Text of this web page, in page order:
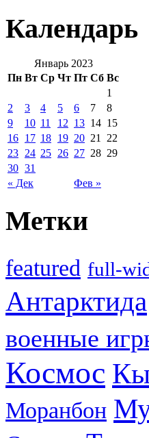
Календарь
Январь 2023
Пн Вт Ср Чт Пт Сб Вс
« Дек Фев »
1
2
3 4 5 6 7
8
9
10 11 12 13 14 15
16 17 18 19 20 21
22
23 24 25 26 27 28 29
30 31
Метки
featured full-
Антарктида
военные
Космос
Моранбон